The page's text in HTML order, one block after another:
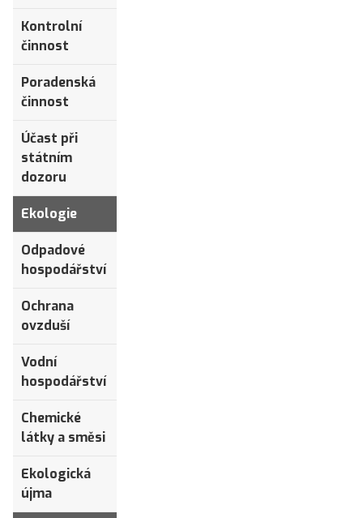
Kontrolní
činnost
Poradenská
činnost
Účast při
státním
dozoru
Ekologie
Odpadové
hospodářství
Ochrana
ovzduší
Vodní
hospodářství
Chemické
látky a směsi
Ekologická
újma